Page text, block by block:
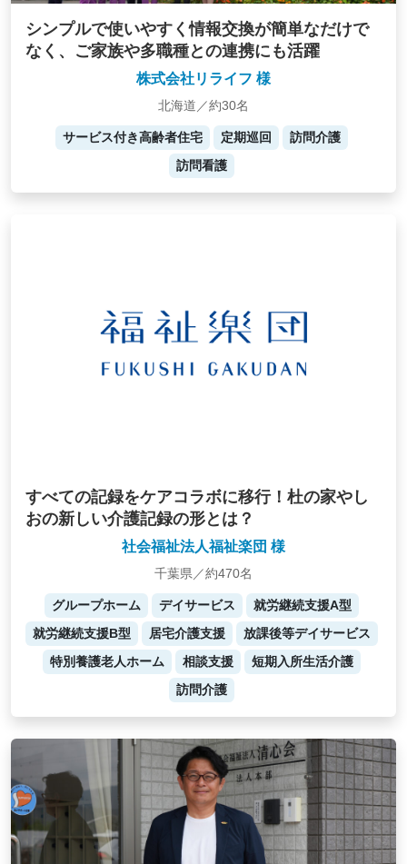
シンプルで使いやすく情報交換が簡単なだけで
なく、ご家族や多職種との連携にも活躍
株式会社リライフ 様
北海道／約30名
サービス付き高齢者住宅 定期巡回
訪問介護
訪問看護
すべての記録をケアコラボに移行！杜の家やし
おの新しい介護記録の形とは？
社会福祉法人福祉楽団 様
千葉県／約470名
グループホーム デイサービス
就労継続支援A型
就労継続支援B型
居宅介護支援
放課後等デイサービス
特別養護老人ホーム
相談支援
短期入所生活介護
訪問介護